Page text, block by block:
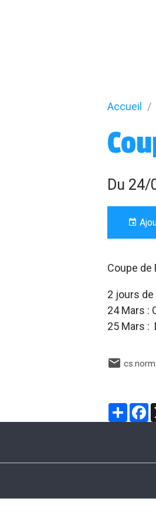
Accueil
Du
Coupe de
2 jours
24 Mars :
25 Mars :